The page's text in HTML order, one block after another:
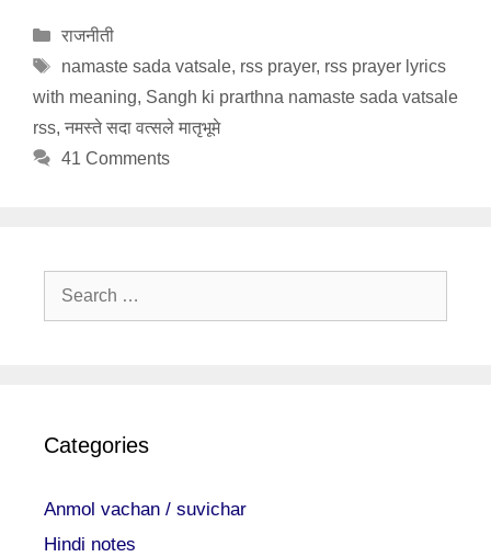
Categories
राजनीती
Tags
namaste sada vatsale, rss prayer, rss prayer lyrics
with meaning, Sangh ki prarthna namaste sada vatsale
rss, नमस्ते सदा वत्सले मातृभूमे
41 Comments
Search
Categories
Anmol vachan / suvichar
Hindi notes